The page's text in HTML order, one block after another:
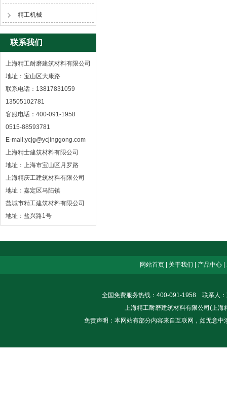
精工机械
联系我们
上海精工耐磨建筑材料有限公司
地址：宝山区大康路
联系电话：13817831059
13505102781
客服电话：400-091-1958
0515-88593781
E-mail:ycjg@ycjinggong.com
上海精士建筑材料有限公司
地址：上海市宝山区月罗路
上海精庆工建筑材料有限公司
地址：嘉定区马陆镇
盐城市精工建筑材料有限公司
地址：盐兴路1号
网站首页 关于我们 产品中心 |
全国免费服务热线：400-091-1958 联系人
上海精工耐磨建筑材料有限公司(上
免责声明：本网站有部分内容来自互联网，如无意